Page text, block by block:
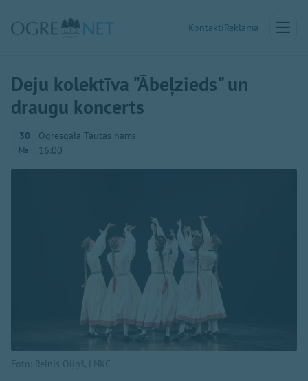
KontaktiReklāma
Deju kolektīva "Ābeļzieds" un
draugu koncerts
30
Mai
Ogresgala Tautas nams
16:00
Foto: Reinis Oliņš, LNKC